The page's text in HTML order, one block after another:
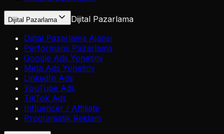
Dijital Pazarlama
Dijital Pazarlama
Dijital Pazarlama Ajansı
Performans Pazarlama
Google Ads Yönetimi
Meta Ads Yönetimi
LinkedIn Ads
YouTube Ads
TikTok Ads
Influencer / Affiliate
Programatik Reklam